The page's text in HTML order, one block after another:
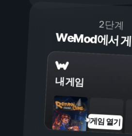
2단계
WeMod에서
내 게임
게임 열기